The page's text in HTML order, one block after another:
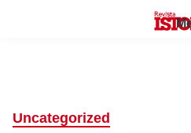
Uncategorized